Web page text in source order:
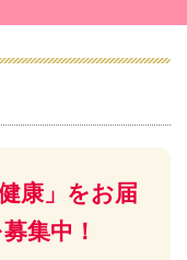
康」をお届
集中！